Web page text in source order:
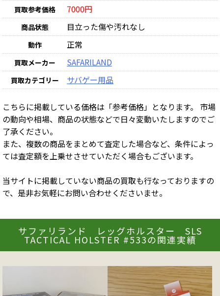
買取参考価格 7000円
商品状態 目立った傷や汚れなし
動作 正常
買取メーカー SAFARILAND
買取カテゴリー サバゲー用品
こちらに掲載している価格は「参考価格」となります。 市場
の動向や相場、商品の状態などで日々変動いたしますのでご
了承ください。
また、複数の商品をまとめて査定した場合など、条件によっ
ては査定額を上乗せさせていただく場合もございます。
当サイトに掲載していない商品の買取も行なっておりますの
で、是非お気軽にお問い合わせくださいませ。
サファリランド レッグホルスター SLS
TACTICAL HOLSTER #533の関連実績